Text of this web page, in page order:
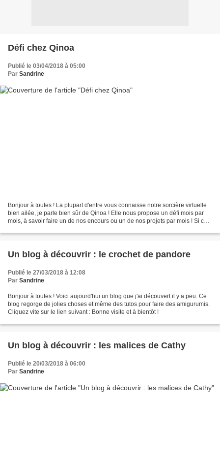
Défi chez Qinoa
Publié le 03/04/2018 à 05:00
Par Sandrine
Bonjour à toutes ! La plupart d'entre vous connaisse notre sorcière virtuelle
bien ailée, je parle bien sûr de Qinoa ! Elle nous propose un défi mois par
mois, à savoir faire un de nos encours ou un de nos projets par mois ! Si cela
Un blog à découvrir : le crochet de pandore
Publié le 27/03/2018 à 12:08
Par Sandrine
Bonjour à toutes ! Voici aujourd'hui un blog que j'ai découvert il y a peu. Ce
blog regorge de jolies choses et même des tutos pour faire des amigurumis.
Cliquez vite sur le lien suivant : Bonne visite et à bientôt !
Un blog à découvrir : les malices de Cathy
Publié le 20/03/2018 à 06:00
Par Sandrine